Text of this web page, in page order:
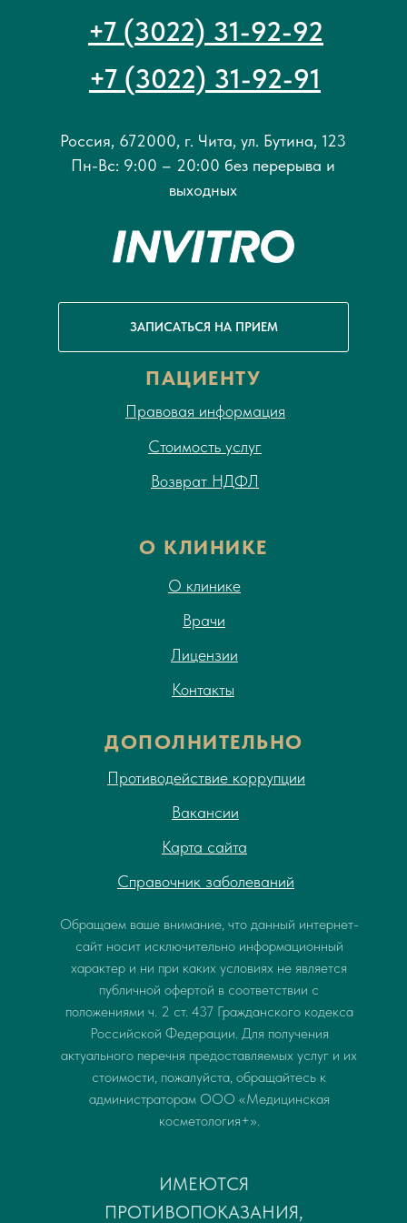
ПАЦИЕНТУ
О КЛИНИКЕ
ДОПОЛНИТЕЛЬНО
Правовая информация
Возврат НДФЛ
Стоимость услуг
Врачи
Лицензии
О клинике
Контакты
Вакансии
Карта сайта
Справочник заболеваний
Противодействие коррупции
Обращаем ваше внимание, что данный интернет-
сайт носит исключительно информационный
характер и ни при каких условиях не является
публичной офертой в соответствии с
положениями ч. 2 ст. 437 Гражданского кодекса
Российской Федерации. Для получения
актуального перечня предоставляемых услуг и их
стоимости, пожалуйста, обращайтесь к
администраторам ООО «Медицинская
косметология+».
ИМЕЮТСЯ
ПРОТИВОПОКАЗАНИЯ,
Россия, 672000, г. Чита, ул. Бутина, 123
Пн-Вс: 9:00 – 20:00 без перерыва и
выходных
+7 (3022) 31-92-92
+7 (3022) 31-92-91
ЗАПИСАТЬСЯ НА ПРИЕМ